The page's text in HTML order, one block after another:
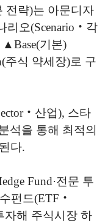
전략)는 아문디자
리오(Scenario‧각
기본)
식 약세장)로 구
산업), 스타
석을 통해 최적의
다.
Fund·전문 투
펀드(ETF‧
자해 주식시장 하